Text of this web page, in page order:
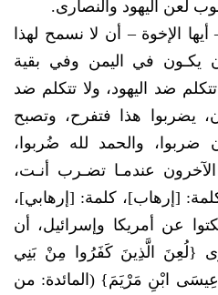
لعن اليهود والنصارى.
الإخوة – أن لا نسمح لهذا
أن يكـون في اليمن وفي بقية
ضد اليهود، ولا تتكلم ضد
يضربوا هذا فتفرح، وتصبح
ضربوا، والحمد لله ضُربوا،
عندمـا تضـرب أنـت،
[إرهاب]، كلمة: [إرهابي]،
عن أمريكا وإسرائيل، أن
{لُعِنَ الَّذِينَ كَفَرُوا مِنْ بَنِي
ابْنِ مَرْيَمَ} (المائدة: من